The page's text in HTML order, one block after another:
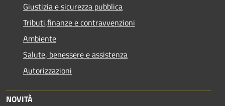
Giustizia e sicurezza pubblica
Tributi,finanze e contravvenzioni
Ambiente
Salute, benessere e assistenza
Autorizzazioni
NOVITÀ